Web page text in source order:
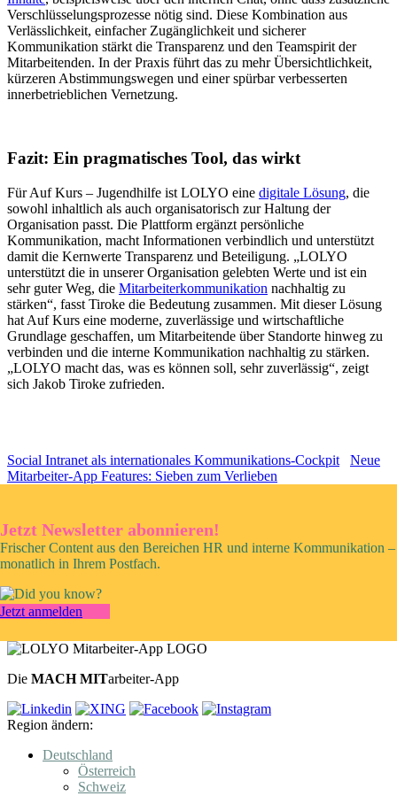
Verschlüsselungsprozesse nötig sind. Diese Kombination aus
Verlässlichkeit, einfacher Zugänglichkeit und sicherer
Kommunikation stärkt die Transparenz und den Teamspirit der
Mitarbeitenden. In der Praxis führt das zu mehr Übersichtlichkeit,
kürzeren Abstimmungswegen und einer spürbar verbesserten
innerbetrieblichen Vernetzung.
Fazit: Ein pragmatisches Tool, das wirkt
Für Auf Kurs – Jugendhilfe ist LOLYO eine digitale Lösung, die
sowohl inhaltlich als auch organisatorisch zur Haltung der
Organisation passt. Die Plattform ergänzt persönliche
Kommunikation, macht Informationen verbindlich und unterstützt
damit die Kernwerte Transparenz und Beteiligung. „LOLYO
unterstützt die in unserer Organisation gelebten Werte und ist ein
sehr guter Weg, die Mitarbeiterkommunikation nachhaltig zu
stärken“, fasst Tiroke die Bedeutung zusammen. Mit dieser Lösung
hat Auf Kurs eine moderne, zuverlässige und wirtschaftliche
Grundlage geschaffen, um Mitarbeitende über Standorte hinweg zu
verbinden und die interne Kommunikation nachhaltig zu stärken.
„LOLYO macht das, was es können soll, sehr zuverlässig“, zeigt
sich Jakob Tiroke zufrieden.
Social Intranet als internationales Kommunikations-Cockpit
Neue
Mitarbeiter-App Features: Sieben zum Verlieben
Jetzt Newsletter abonnieren!
Frischer Content aus den Bereichen HR und interne Kommunikation –
monatlich in Ihrem Postfach.
Jetzt anmelden
Die MACH MITarbeiter-App
Region ändern:
Deutschland
Österreich
Schweiz